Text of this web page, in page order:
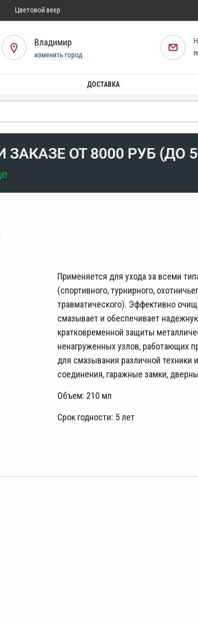
Цветовой веер
Владимир
изменить город
ДОСТАВКА
Применяется для ухода за всеми
(спортивного, турнирного,
травматического). Эффективно
смазывает и обеспечивает
кратковременной защиты
ненагруженных узлов, работающих
для смазывания различной
соединения, гаражные замки,
Объем: 210 мл
Срок годности: 5 лет